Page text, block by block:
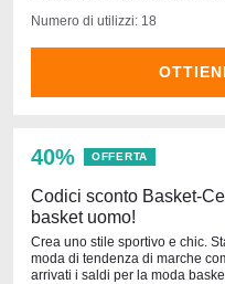
Numero di utilizzi: 18
40% OFFERTA
Codici sconto Basket-
basket uomo!
Crea uno stile sportivo e chic.
moda di tendenza di marche
arrivati i saldi per la moda